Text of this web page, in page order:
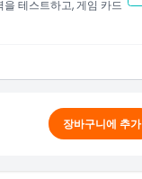
테스트하고, 게임 카드
장바구니에 추가